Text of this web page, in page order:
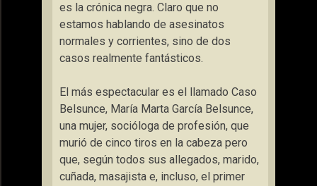
es la crónica negra. Claro que no
estamos hablando de asesinatos
normales y corrientes, sino de dos
casos realmente fantásticos.
El más espectacular es el llamado Caso
Belsunce, María Marta García Belsunce,
una mujer, socióloga de profesión, que
murió de cinco tiros en la cabeza pero
que, según todos sus allegados, marido,
cuñada, masajista e, incluso, el primer